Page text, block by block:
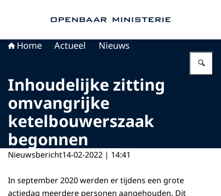
Home Actueel Nieuws
Inhoudelijke zitting
omvangrijke
ketelbouwerszaak
begonnen
Nieuwsbericht14-02-2022 | 14:41
In september 2020 werden er tijdens een grote
actiedag meerdere personen aangehouden. Dit